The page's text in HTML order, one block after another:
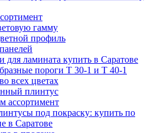
гамму
профиль
для ламината купить в Саратове
пороги Т 30-1 и Т 40-1
всех цветах
плинтус
ассортимент
под покраску: купить по
в Саратове